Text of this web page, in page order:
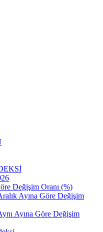
Değişim Oranı (%)
Ayına Göre Değişim
Ayına Göre Değişim